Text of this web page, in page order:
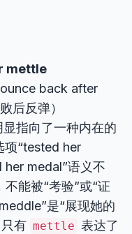
mettle
back after
后反弹）
指向了一种内在的
“tested her
medal”语义不
不能被“考验”或“证
是“展现她的
有 mettle 表达了